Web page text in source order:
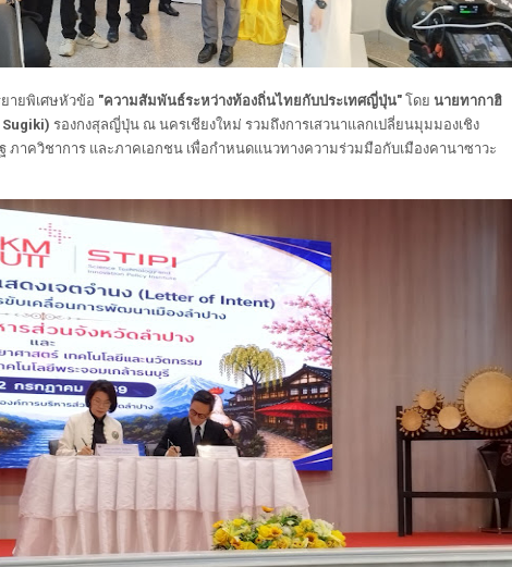
ายพิเศษหัวข้อ "ความสัมพันธ์ระหว่างท้องถิ่นไทยกับประเทศญี่ปุ่น" โดย นายทากาฮิ
รองกงสุลญี่ปุ่น ณ นครเชียงใหม่ รวมถึงการเสวนาแลกเปลี่ยนมุมมองเชิง
ภาควิชาการ และภาคเอกชน เพื่อกำหนดแนวทางความร่วมมือกับเมืองคานาซาวะ